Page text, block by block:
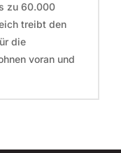
zu 60.000
treibt den
die
voran und